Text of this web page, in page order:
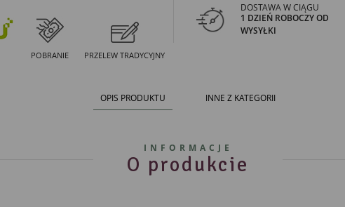
POBRANIE PRZELEW TRADYCYJNY
DOSTAWA W CIĄGU
1 DZIEŃ ROBOCZY OD
WYSYŁKI
OPIS PRODUKTU INNE Z KATEGORII
INFORMACJE
O produkcie